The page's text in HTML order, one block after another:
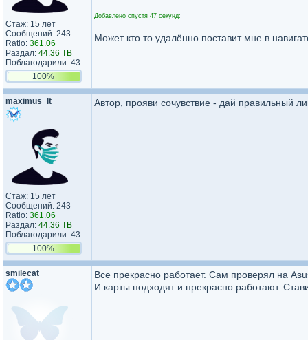
Стаж: 15 лет
Сообщений: 243
Ratio: 361.06
Раздал: 44.36 TB
Поблагодарили: 43
100%
Добавлено спустя 47 секунд:
Может кто то удалённо поставит мне в
maximus_lt
Стаж: 15 лет
Сообщений: 243
Ratio: 361.06
Раздал: 44.36 TB
Поблагодарили: 43
100%
Автор, прояви сочувствие - дай правильный
smilecat
Все прекрасно работает. Сам проверял на
И карты подходят и прекрасно работают.